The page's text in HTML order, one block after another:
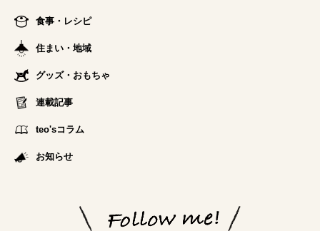
食事・レシピ
住まい・地域
グッズ・おもちゃ
連載記事
teo'sコラム
お知らせ